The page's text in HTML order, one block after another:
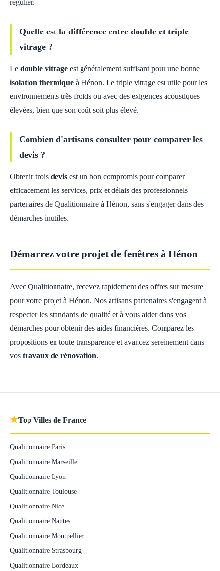
régulier.
Quelle est la différence entre double et triple
vitrage ?
Le double vitrage est généralement suffisant pour une bonne
isolation thermique à Hénon. Le triple vitrage est utile pour les
environnements très froids ou avec des exigences acoustiques
élevées, bien que son coût soit plus élevé.
Combien d'artisans consulter pour comparer les
devis ?
Obtenir trois devis est un bon compromis pour comparer
efficacement les services, prix et délais des professionnels
partenaires de Qualitionnaire à Hénon, sans s'engager dans des
démarches inutiles.
Démarrez votre projet de fenêtres à Hénon
Avec Qualitionnaire, recevez rapidement des offres sur mesure
pour votre projet à Hénon. Nos artisans partenaires s'engagent à
respecter les standards de qualité et à vous aider dans vos
démarches pour obtenir des aides financières. Comparez les
propositions en toute transparence et avancez sereinement dans
vos travaux de rénovation.
★Top Villes de France
Qualitionnaire Paris
Qualitionnaire Marseille
Qualitionnaire Lyon
Qualitionnaire Toulouse
Qualitionnaire Nice
Qualitionnaire Nantes
Qualitionnaire Montpellier
Qualitionnaire Strasbourg
Qualitionnaire Bordeaux